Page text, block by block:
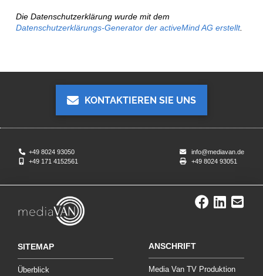
Die Datenschutzerklärung wurde mit dem
Datenschutzerklärungs-Generator der activeMind AG erstellt.
KONTAKTIEREN SIE UNS
+49 8024 93050
+49 171 4152561
info@mediavan.de
+49 8024 93051
SITEMAP
Überblick
ANSCHRIFT
Media Van TV Produktion